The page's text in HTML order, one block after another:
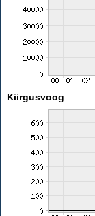
Kiirgusvoog